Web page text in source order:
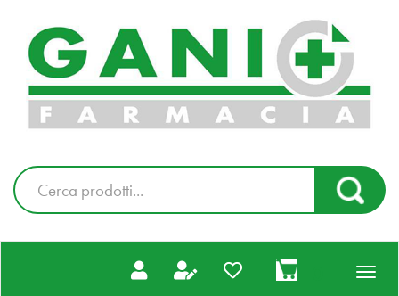
contenuto
principale
Farmacia
Gani
Ordina
online
Cerca
Prodotto
Cerca
prodotti
inseriti